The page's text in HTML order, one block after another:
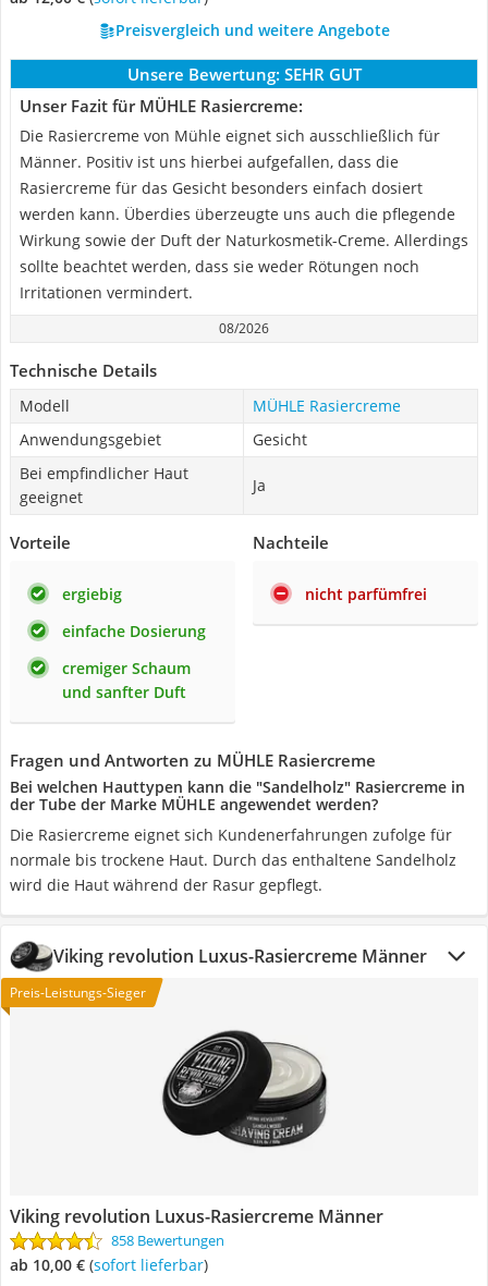
Preisvergleich und weitere Angebote
Unsere Bewertung: SEHR GUT
Unser Fazit für MÜHLE Rasiercreme:
Die Rasiercreme von Mühle eignet sich ausschließlich für
Männer. Positiv ist uns hierbei aufgefallen, dass die
Rasiercreme für das Gesicht besonders einfach dosiert
werden kann. Überdies überzeugte uns auch die pflegende
Wirkung sowie der Duft der Naturkosmetik-Creme. Allerdings
sollte beachtet werden, dass sie weder Rötungen noch
Irritationen vermindert.
08/2026
Technische Details
Modell
MÜHLE Rasiercreme
Anwendungsgebiet
Gesicht
Bei empfindlicher Haut
geeignet
Ja
Vorteile
ergiebig
einfache Dosierung
cremiger Schaum
und sanfter Duft
Nachteile
nicht parfümfrei
Fragen und Antworten zu MÜHLE Rasiercreme
Bei welchen Hauttypen kann die "Sandelholz" Rasiercreme in
der Tube der Marke MÜHLE angewendet werden?
Die Rasiercreme eignet sich Kundenerfahrungen zufolge für
normale bis trockene Haut. Durch das enthaltene Sandelholz
wird die Haut während der Rasur gepflegt.
Viking revolution Luxus-Rasiercreme Männer
Preis-Leistungs-Sieger
Viking revolution Luxus-Rasiercreme Männer
858 Bewertungen
ab 10,00 € ( Sofort lieferbar)